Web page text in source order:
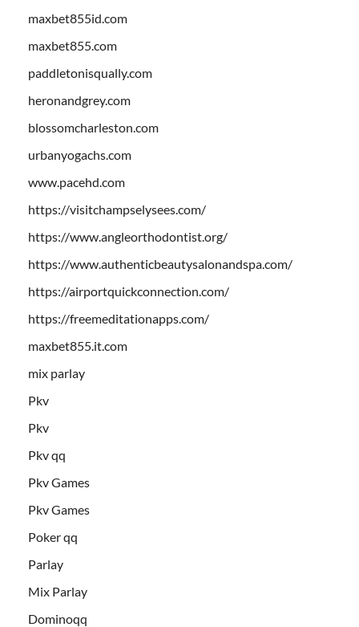
maxbet855id.com
maxbet855.com
paddletonisqually.com
heronandgrey.com
blossomcharleston.com
urbanyogachs.com
www.pacehd.com
https://visitchampselysees.com/
https://www.angleorthodontist.org/
https://www.authenticbeautysalonandspa.com/
https://airportquickconnection.com/
https://freemeditationapps.com/
maxbet855.it.com
mix parlay
Pkv
Pkv
Pkv qq
Pkv Games
Pkv Games
Poker qq
Parlay
Mix Parlay
Dominoqq